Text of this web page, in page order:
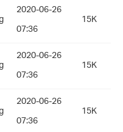
2020-06-26
07:36
15K
2020-06-26
07:36
15K
2020-06-26
07:36
15K